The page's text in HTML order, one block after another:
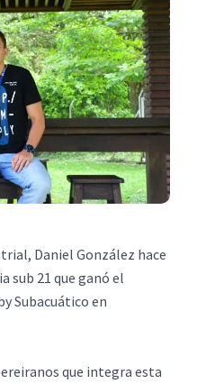
Daniel González hace
sub 21 que ganó el
Subacuático en
que integra esta